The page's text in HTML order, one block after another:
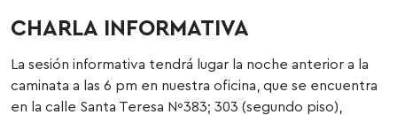
CHARLA INFORMATIVA
La sesión informativa tendrá lugar la noche anterior a la
caminata a las 6 pm en nuestra oficina, que se encuentra
en la calle Santa Teresa Nº383; 303 (segundo piso),